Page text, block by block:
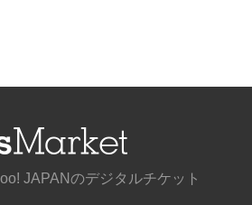
JAPANのデジタルチケット